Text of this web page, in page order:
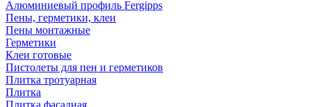
Алюминиевый профиль Fergipps
Пены, герметики, клеи
Пены монтажные
Герметики
Клеи готовые
Пистолеты для пен и герметиков
Плитка тротуарная
Плитка
Плитка фасадная